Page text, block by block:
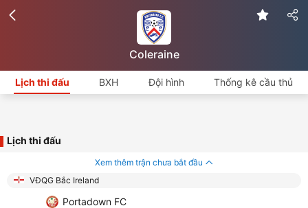
Coleraine
Lịch thi đấu BXH Đội hình Thống kê cầu thủ
Lịch thi đấu
Xem thêm trận chưa bắt đầu
VĐQG Bắc Ireland
Portadown FC